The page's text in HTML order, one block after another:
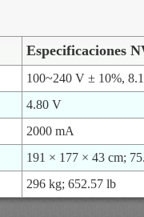
Especificaciones
100~240 V ± 10%,
4.80 V
2000 mA
191 × 177 × 43 cm;
296 kg; 652.57 lb